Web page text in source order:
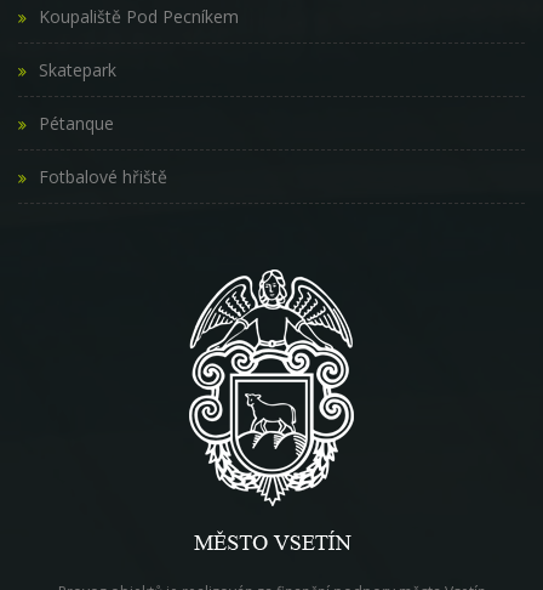
Koupaliště Pod Pecníkem
Skatepark
Pétanque
Fotbalové hřiště